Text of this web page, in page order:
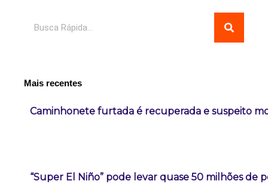
Mais recentes
Caminhonete furtada é recuperada e suspeito
“Super El Niño” pode levar quase 50 milhões de